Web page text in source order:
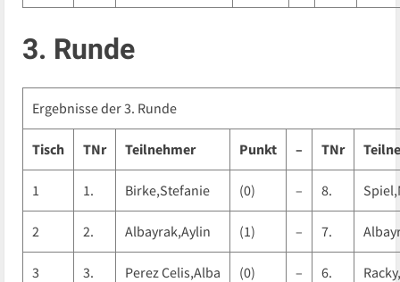
3. Runde
Ergebnisse der 3. Runde
Tisch TNr Teilnehmer Punkt – TNr
1 1. Birke,Stefanie (0) – 8.
2 2. Albayrak,Aylin (1) – 7.
3 3. Perez Celis,Alba (0) – 6.